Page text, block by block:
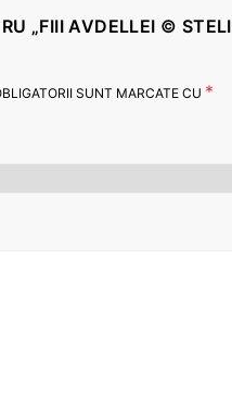
„FIII AVDELLEI ©
SUNT MARCATE CU *